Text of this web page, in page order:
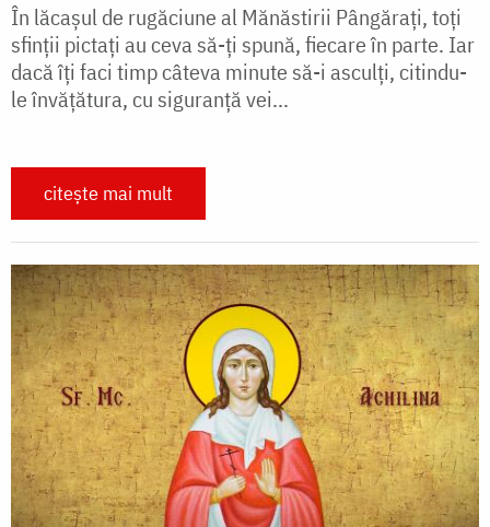
În lăcașul de rugăciune al Mănăstirii Pângărați, toți
sfinții pictați au ceva să-ți spună, fiecare în parte. Iar
dacă îți faci timp câteva minute să-i asculți, citindu-
le învățătura, cu siguranță vei...
citește mai mult